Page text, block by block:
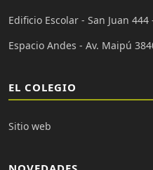
Edificio Escolar - San Juan
Espacio Andes - Av. Maipú
EL COLEGIO
Sitio web